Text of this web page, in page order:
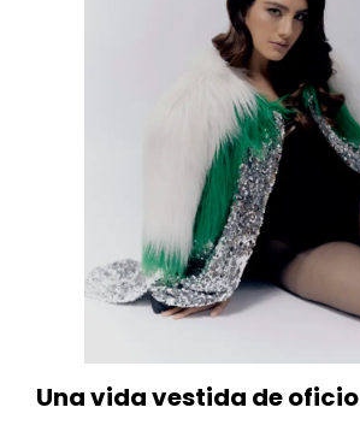
Una vida vestida de oficio